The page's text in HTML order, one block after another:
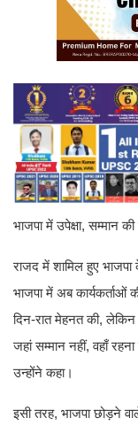
भाजपा में उपेक्षा, सम्मान
राजद में शामिल हुए भाजपा
भाजपा में अब कार्यकर्ताओं
दिन-रात मेहनत की, लेकिन
जहां सम्मान नहीं, वहाँ
उन्होंने कहा।
इसी तरह, भाजपा छोड़ने